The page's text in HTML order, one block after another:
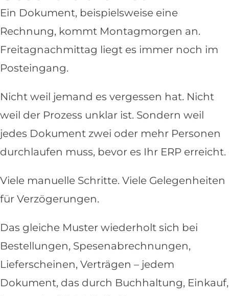
Ein Dokument, beispielsweise eine
Rechnung, kommt Montagmorgen an.
Freitagnachmittag liegt es immer noch im
Posteingang.
Nicht weil jemand es vergessen hat. Nicht
weil der Prozess unklar ist. Sondern weil
jedes Dokument zwei oder mehr Personen
durchlaufen muss, bevor es Ihr ERP erreicht.
Viele manuelle Schritte. Viele Gelegenheiten
für Verzögerungen.
Das gleiche Muster wiederholt sich bei
Bestellungen, Spesenabrechnungen,
Lieferscheinen, Verträgen – jedem
Dokument, das durch Buchhaltung, Einkauf,